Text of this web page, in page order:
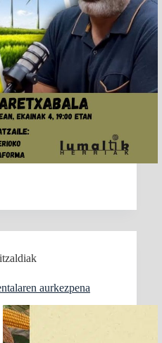
aurkezpena